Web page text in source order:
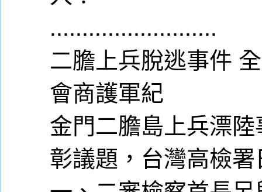
..........................
二膽上兵脫逃事件
會商護軍紀
金門二膽島上兵漂
彰議題，台灣高檢